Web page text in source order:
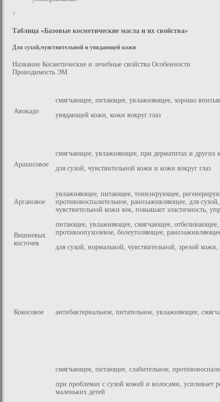
↑
Таблица «Базовые косметические масла и их свойства»
Для сухой,чувствительной и увядающей кожи
Название Косметические и лечебные свойства Особенности
Проводимость ЭМ
Авокадо
смягчающее, питающее, увлажняющее, хорошо
увядающей кожи, кожи вокруг глаз
Арахисовое
смягчающее, увлажняющее, при дерматитах и других
для сухой, чувствительной кожи и кожи вокруг глаз
Аргановое
увлажняющее, питающее, тонизирующее,
противовоспалительное, ранозаживляющее, для
чувствительной кожи век, повышает эластичность,
Вишневых
косточек
питающее, увлажняющее, смягчающее, отбеливающее,
противоопухолевое, болеутоляющее,
для сухой, нормальной, чувствительной, зрелой кожи,
Кокосовое антибактериальное, питательное, увлажняющее,
смягчающее, питающее, слабительное,
при проблемах с сухой кожей и волосами, усиливает
маленьких детей